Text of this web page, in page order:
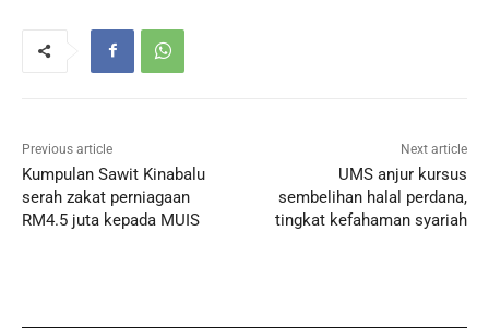
Previous article
Kumpulan Sawit Kinabalu
serah zakat perniagaan
RM4.5 juta kepada MUIS
Next article
UMS anjur kursus
sembelihan halal perdana,
tingkat kefahaman syariah